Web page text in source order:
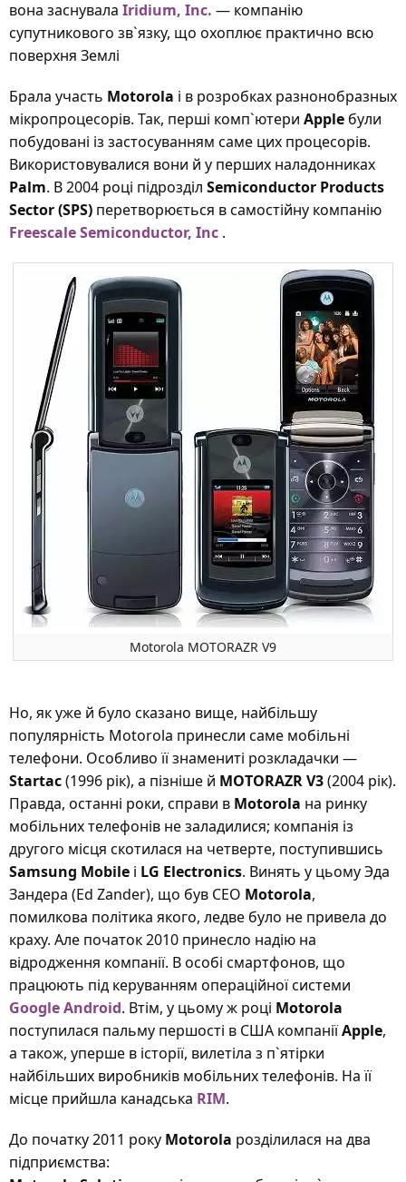
вона заснувала Iridium, Inc. — компанію
супутникового зв`язку, що охоплює практично всю
поверхня Землі
Брала участь Motorola і в розробках разнонобразных
мікропроцесорів. Так, перші комп`ютери Apple були
побудовані із застосуванням саме цих процесорів.
Використовувалися вони й у перших наладонниках
Palm. В 2004 році підрозділ Semiconductor Products
Sector (SPS) перетворюється в самостійну компанію
Freescale Semiconductor, Inc .
Motorola MOTORAZR V9
Но, як уже й було сказано вище, найбільшу
популярність Motorola принесли саме мобільні
телефони. Особливо її знамениті розкладачки —
Startac(1996 рік), а пізніше й MOTORAZR V3(2004 рік).
Правда, останні роки, справи в Motorola на ринку
мобільних телефонів не заладилися; компанія із
другого місця скотилася на четверте, поступившись
Samsung Mobile і LG Electronics. Винять у цьому Эда
Зандера (Ed Zander), що був CEO Motorola,
помилкова політика якого, ледве було не привела до
краху. Але початок 2010 принесло надію на
відродження компанії. В особі смартфонов, що
працюють під керуванням операційної системи
Google Android. Втім, у цьому ж році Motorola
поступилася пальму першості в США компаніїApple,
а також, уперше в історії, вилетіла з п`ятірки
найбільших виробників мобільних телефонів. На її
місце прийшла канадська RIM.
До початку 2011 року Motorola розділилася на два
підприємства: